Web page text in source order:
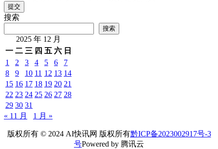
提交
搜索
搜索
2025 年 12 月
一 二 三 四 五 六 日
1
2 3 4 5 6
7
8
9 10 11 12 13 14
15 16 17 18 19 20 21
22 23 24 25 26 27 28
29 30 31
« 11 月
1 月 »
版权所有 © 2024 AI快讯网 版权所有黔ICP备2023002917号-3
号Powered by 腾讯云